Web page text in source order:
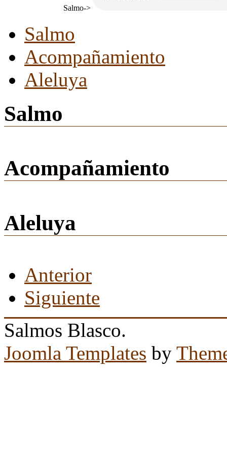
Salmo->
Salmo
Acompañamiento
Aleluya
Salmo
Acompañamiento
Aleluya
Anterior
Siguiente
Salmos Blasco.
Joomla Templates by